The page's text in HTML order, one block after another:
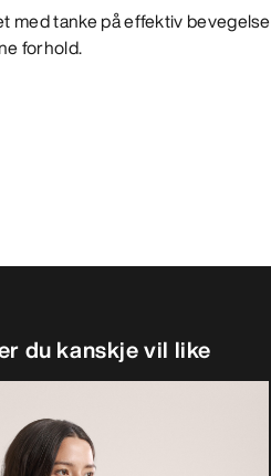
med tanke på effektiv bevegelse
forhold.
du kanskje vil like